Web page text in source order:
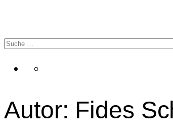
Autor: Fides